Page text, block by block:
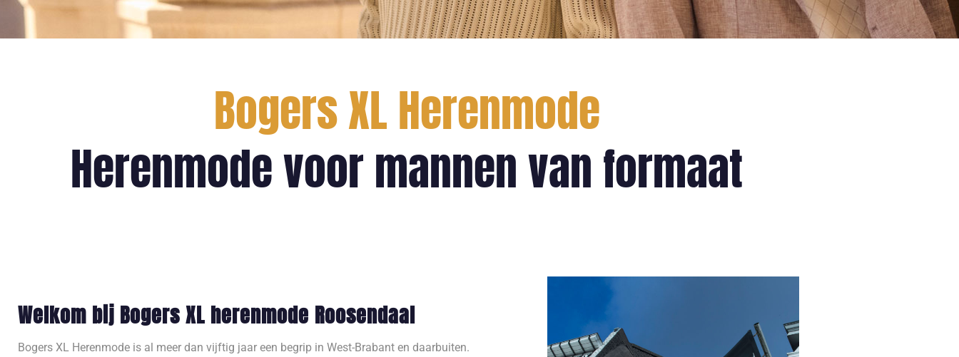
Bogers XL Herenmode
Herenmode voor mannen van formaat
Welkom bij Bogers XL herenmode Roosendaal
Bogers XL Herenmode is al meer dan vijftig jaar een begrip in West-Brabant en daarbuiten.